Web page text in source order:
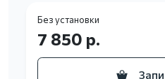
Без установки
7 850 р.